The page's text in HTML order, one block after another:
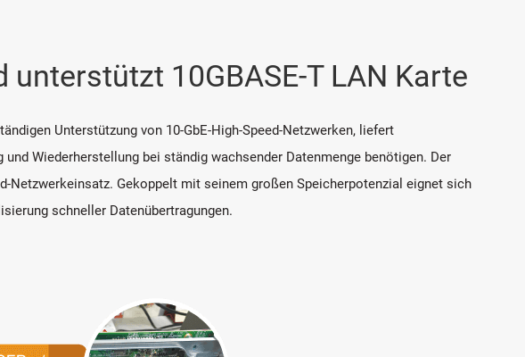
unterstützt 10GBASE-T LAN Karte
Unterstützung von 10-GbE-High-Speed-Netzwerken, liefert
Wiederherstellung bei ständig wachsender Datenmenge benötigen. Der
Gekoppelt mit seinem großen Speicherpotenzial eignet sich
schneller Datenübertragungen.